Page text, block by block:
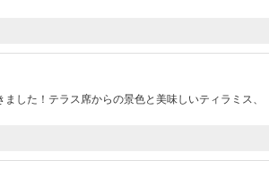
した！テラス席からの景色と美味しいティラミス、